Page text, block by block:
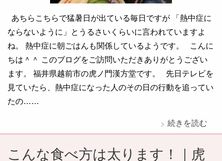
あちらこちらで猛暑日が出ている毎日ですが 「熱中症に
ならないように」とうるさいくらいに言われていますよ
ね。 熱中症に朝ごはんも関係しているようです。 こんに
ちは＾＾ このブログをご訪問いただきありがとうござい
ます。 福井県越前市の虎ノ門漢方堂です。 先日テレビを
見ていたら、熱中症になった人のその日の行動を追ってい
たの……
続きを読む
こんな食べ方は太ります！｜虎